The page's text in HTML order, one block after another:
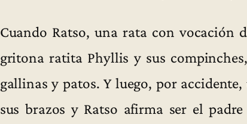
Cuando Ratso, una rata con vocación
gritona ratita Phyllis y sus
gallinas y patos. Y luego, por
sus brazos y Ratso afirma ser el